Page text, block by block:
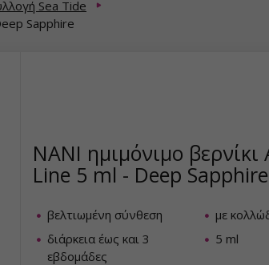
Sea Tide
Sapphire
NANI ημιμόνιμο
Line 5 ml - Deep Sapphire
βελτιωμένη σύνθεση
με
διάρκεια έως και 3
εβδομάδες
5 ml